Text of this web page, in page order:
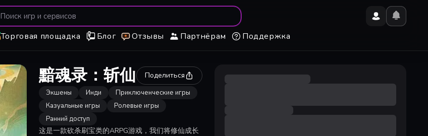
Торговая площадка Блог Отзывы Партнёрам Поддержка
黯魂录：斩仙 Поделиться
Экшены Инди
Приключенческие игры
Казуальные игры
Ролевые игры
Ранний доступ
这是一款砍杀刷宝类的ARPG游戏，我们将修仙成长